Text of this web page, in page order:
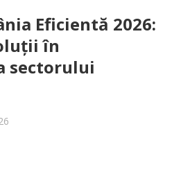
Eficientă 2026:
în
sectorului